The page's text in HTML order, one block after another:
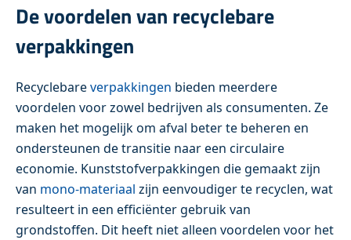
De voordelen van recyclebare
verpakkingen
Recyclebareverpakkingen bieden meerdere
voordelen voor zowel bedrijven als consumenten. Ze
maken het mogelijk om afval beter te beheren en
ondersteunen de transitie naar een circulaire
economie. Kunststofverpakkingen die gemaakt zijn
van mono-materiaal zijn eenvoudiger te recyclen, wat
resulteert in een efficiënter gebruik van
grondstoffen. Dit heeft niet alleen voordelen voor het